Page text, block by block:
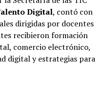
Digital, contó con
dirigidas por docentes
recibieron formación
comercio electrónico,
digital y estrategias para